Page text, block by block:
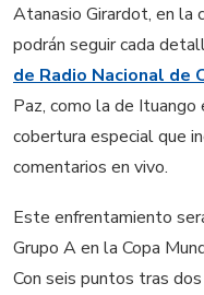
Atanasio Girardot, en la
podrán seguir cada
de Radio Nacional de
Paz, como la de Ituango
cobertura especial que
comentarios en vivo.
Este enfrentamiento
Grupo A en la Copa
Con seis puntos tras